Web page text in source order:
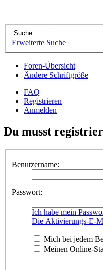
Erweiterte Suche
Foren-Übersicht
Ändere Schriftgröße
FAQ
Registrieren
Anmelden
Du musst
Benutzername:
Passwort:
Ich habe mein
Die Aktivierungs-E-
Mich bei jedem
Meinen Online-